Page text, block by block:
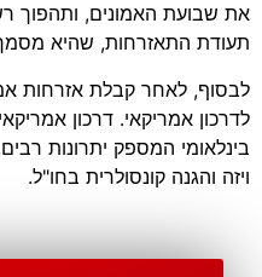
את שבועת האמונים, ותהפוך
תעודת התאזרחות, שהיא מסמך
לבסוף, לאחר קבלת אזרחות
לדרכון אמריקאי. דרכון
בינלאומי המספק יתרונות
ויזה והגנה קונסולרית בחו"ל.